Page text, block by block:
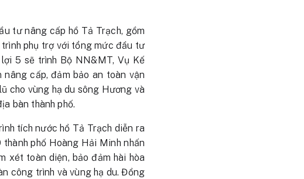
tư nâng cấp hồ Tả Trạch, gồm
phụ trợ với tổng mức đầu tư
5 sẽ trình Bộ NN&MT, Vụ Kế
cấp, đảm bảo an toàn vận
cho vùng hạ du sông Hương và
bàn thành phố.
tích nước hồ Tả Trạch diễn ra
phố Hoàng Hải Minh nhấn
xét toàn diện, bảo đảm hài hòa
công trình và vùng hạ du. Đồng